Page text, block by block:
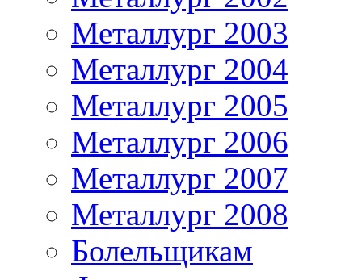
Металлург 2003
Металлург 2004
Металлург 2005
Металлург 2006
Металлург 2007
Металлург 2008
Болельщикам